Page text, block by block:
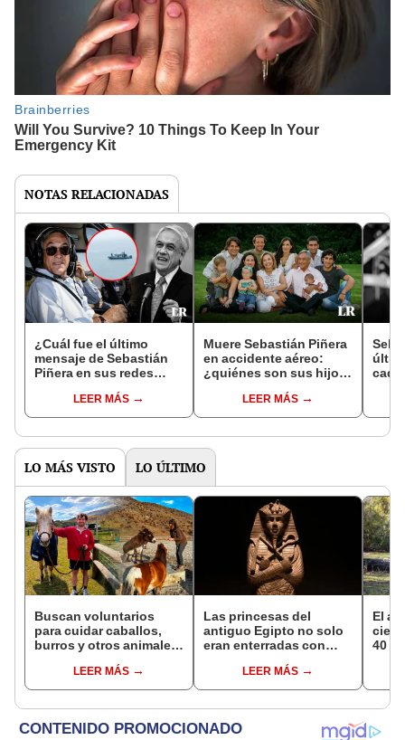
NOTAS RELACIONADAS
¿Cuál fue el último
mensaje de Sebastián
Piñera en sus redes
LEER MÁS
Muere Sebastián Piñera
en accidente aéreo:
¿quiénes son sus hijos
LEER MÁS
LO MÁS VISTO LO ÚLTIMO
Buscan voluntarios
para cuidar caballos,
burros y otros animales
Zelanda: ofrecerán
alojamiento gratis
LEER MÁS
Las princesas del
antiguo Egipto no solo
eran enterradas con
por qué también había
arcos, flechas y dagas
LEER MÁS
El
40
asno
vida